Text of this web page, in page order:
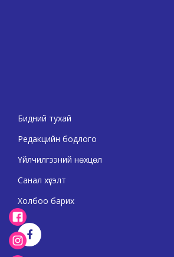
Бидний тухай
Редакцийн бодлого
Үйлчилгээний нөхцөл
Санал хүсэлт
Холбоо барих